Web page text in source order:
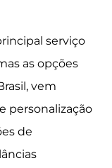
serviço
as opções
vem
personalização
de